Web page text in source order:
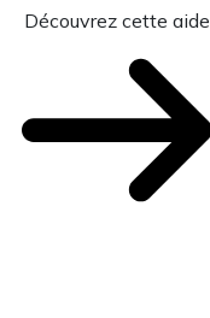
Découvrez cette aide